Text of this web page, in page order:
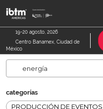
Saltar
al
contenido
19-20 agosto, 2026
Centro Banamex, Ciudad de
México
categorías
PRODUCCIÓN DE